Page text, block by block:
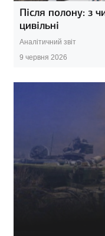
Після полону: з
цивільні
Аналітичний звіт
9 червня 2026